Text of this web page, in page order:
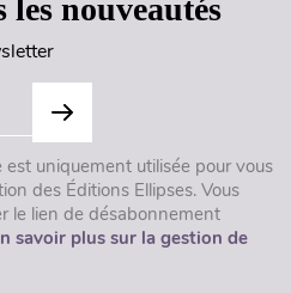
les nouveautés
uniquement utilisée pour vous
des Éditions Ellipses. Vous
le lien de désabonnement
savoir plus sur la gestion de